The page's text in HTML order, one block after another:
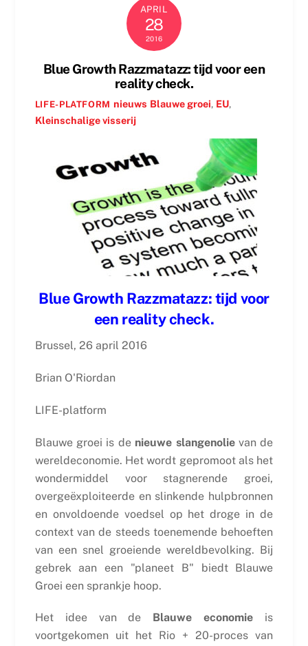
APRIL
28
2016
Blue Growth Razzmatazz: tijd voor een
reality check.
LIFE-PLATFORM nieuws Blauwe groei, EU,
Kleinschalige visserij
Blue Growth Razzmatazz: tijd voor
een reality check.
Brussel, 26 april 2016
Brian O'Riordan
LIFE-platform
Blauwe groei is de nieuwe slangenolievan de
wereldeconomie. Het wordt gepromoot als het
wondermiddel voor stagnerende groei,
overgeëxploiteerde en slinkende hulpbronnen
en onvoldoende voedsel op het droge in de
context van de steeds toenemende behoeften
van een snel groeiende wereldbevolking. Bij
gebrek aan een "planeet B" biedt Blauwe
Groei een sprankje hoop.
Het idee van de Blauwe economie is
voortgekomen uit het Rio + 20-proces van